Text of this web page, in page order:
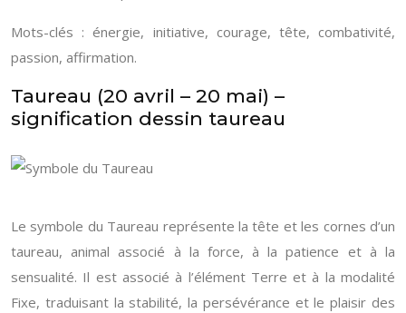
Mots-clés : énergie, initiative, courage, tête, combativité,
passion, affirmation.
Taureau (20 avril – 20 mai) –
signification dessin taureau
Le symbole du Taureau représente la tête et les cornes d’un
taureau, animal associé à la force, à la patience et à la
sensualité. Il est associé à l’élément Terre et à la modalité
Fixe, traduisant la stabilité, la persévérance et le plaisir des